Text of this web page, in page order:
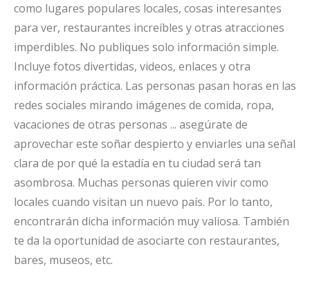
como lugares populares locales, cosas interesantes
para ver, restaurantes increíbles y otras atracciones
imperdibles. No publiques solo información simple.
Incluye fotos divertidas, videos, enlaces y otra
información práctica. Las personas pasan horas en las
redes sociales mirando imágenes de comida, ropa,
vacaciones de otras personas ... asegúrate de
aprovechar este soñar despierto y enviarles una señal
clara de por qué la estadía en tu ciudad será tan
asombrosa. Muchas personas quieren vivir como
locales cuando visitan un nuevo país. Por lo tanto,
encontrarán dicha información muy valiosa. También
te da la oportunidad de asociarte con restaurantes,
bares, museos, etc.